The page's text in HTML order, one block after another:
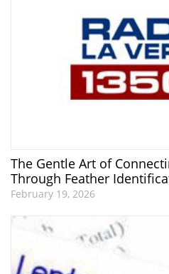
The Gentle Art of
Through Feather
February 19, 2026